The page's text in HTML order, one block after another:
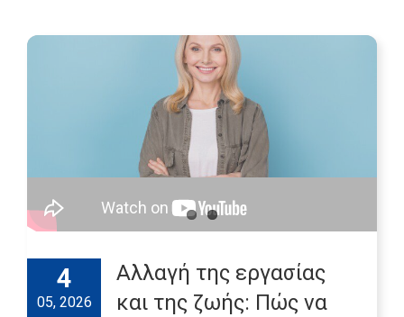
4
05, 2026
Αλλαγή της εργασίας
και της ζωής: Πώς να